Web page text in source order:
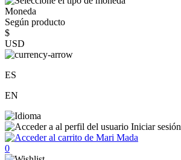
Moneda
Según producto
$
USD
ES
EN
Iniciar sesión
0